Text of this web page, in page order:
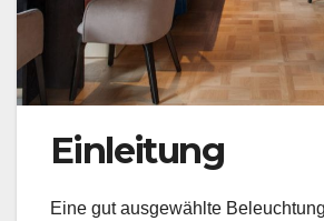
Einleitung
Eine gut ausgewählte